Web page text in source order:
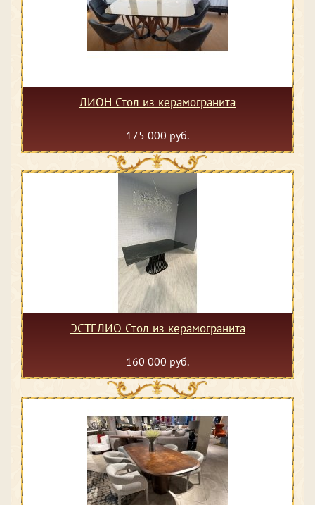
ЛИОН Стол из керамогранита
175 000 руб.
ЭСТЕЛИО Стол из керамогранита
160 000 руб.